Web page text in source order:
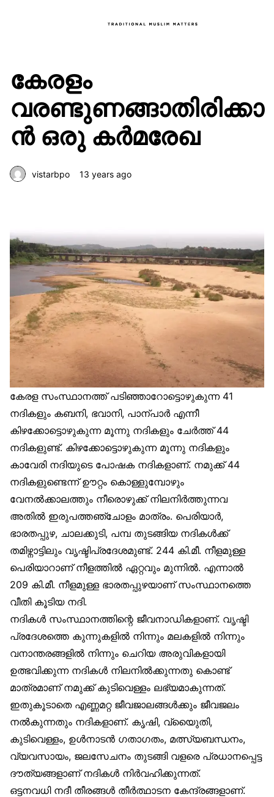
കേരളം
വരണ്ടുണങ്ങാതിരിക്കാ
ന്‍ ഒരു കര്‍മരേഖ
vistarbpo 13 years ago
കേരള സംസ്ഥാനത്ത് പടിഞ്ഞാറോട്ടൊഴുകുന്ന 41
നദികളും കബനി, ഭവാനി, പാന്പാര്‍ എന്നീ
കിഴക്കോട്ടൊഴുകുന്ന മൂന്നു നദികളും ചേര്‍ത്ത് 44
നദികളുണ്ട്. കിഴക്കോട്ടൊഴുകുന്ന മൂന്നു നദികളും
കാവേരി നദിയുടെ പോഷക നദികളാണ്. നമുക്ക് 44
നദികളുണ്ടെന്ന് ഊറ്റം കൊള്ളുമ്പോഴും
വേനല്‍ക്കാലത്തും നീരൊഴുക്ക് നിലനിര്‍ത്തുന്നവ
അതില്‍ ഇരുപത്തഞ്ചോളം മാത്രം. പെരിയാര്‍,
ഭാരതപ്പുഴ, ചാലക്കുടി, പമ്പ തുടങ്ങിയ നദികള്‍ക്ക്
തമിഴ്നാട്ടിലും വൃഷ്ടിപ്രദേശമുണ്ട്. 244 കി.മീ. നീളമുള്ള
പെരിയാറാണ് നീളത്തില്‍ ഏറ്റവും മുന്നില്‍. എന്നാല്‍
209 കി.മീ. നീളമുള്ള ഭാരതപ്പുഴയാണ് സംസ്ഥാനത്തെ
വീതി കൂടിയ നദി.
നദികള്‍ സംസ്ഥാനത്തിന്റെ ജീവനാഡികളാണ്. വൃഷ്ടി
പ്രദേശത്തെ കുന്നുകളില്‍ നിന്നും മലകളില്‍ നിന്നും
വനാന്തരങ്ങളില്‍ നിന്നും ചെറിയ അരുവികളായി
ഉത്ഭവിക്കുന്ന നദികള്‍ നിലനില്‍ക്കുന്നതു കൊണ്ട്
മാത്രമാണ് നമുക്ക് കുടിവെള്ളം ലഭ്യമാകുന്നത്.
ഇതുകൂടാതെ എണ്ണമറ്റ ജീവജാലങ്ങള്‍ക്കും ജീവജലം
നല്‍കുന്നതും നദികളാണ്. കൃഷി, വ്യൈുതി,
കുടിവെള്ളം, ഉള്‍നാടന്‍ ഗതാഗതം, മത്സ്യബന്ധനം,
വ്യവസായം, ജലസേചനം തുടങ്ങി വളരെ പ്രധാനപ്പെട്ട
ദൗത്യങ്ങളാണ് നദികള്‍ നിര്‍വഹിക്കുന്നത്.
ഒട്ടനവധി നദീ തീരങ്ങള്‍ തീര്‍ത്ഥാടന കേന്ദ്രങ്ങളാണ്.